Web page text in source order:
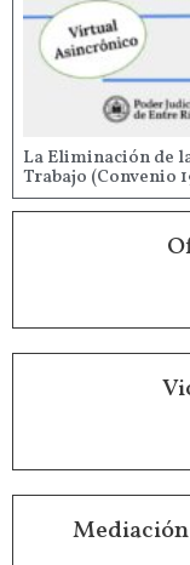
La Eliminación de
Trabajo (Convenio